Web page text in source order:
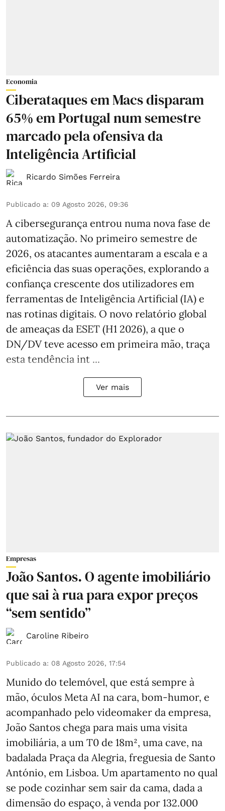
Economia
Ciberataques em Macs disparam
65% em Portugal num semestre
marcado pela ofensiva da
Inteligência Artificial
Ricardo Simões Ferreira
Publicado a: 09 Agosto 2026, 09:36
A cibersegurança entrou numa nova fase de
automatização. No primeiro semestre de
2026, os atacantes aumentaram a escala e a
eficiência das suas operações, explorando a
confiança crescente dos utilizadores em
ferramentas de Inteligência Artificial (IA) e
nas rotinas digitais. O novo relatório global
de ameaças da ESET (H1 2026), a que o
DN/DV teve acesso em primeira mão, traça
esta tendência int ...
Ver mais
Empresas
João Santos. O agente imobiliário
que sai à rua para expor preços
“sem sentido”
Caroline Ribeiro
Publicado a: 08 Agosto 2026, 17:54
Munido do telemóvel, que está sempre à
mão, óculos Meta AI na cara, bom-humor, e
acompanhado pelo videomaker da empresa,
João Santos chega para mais uma visita
imobiliária, a um T0 de 18m², uma cave, na
badalada Praça da Alegria, freguesia de Santo
António, em Lisboa. Um apartamento no qual
se pode cozinhar sem sair da cama, dada a
dimensão do espaço, à venda por 132.000